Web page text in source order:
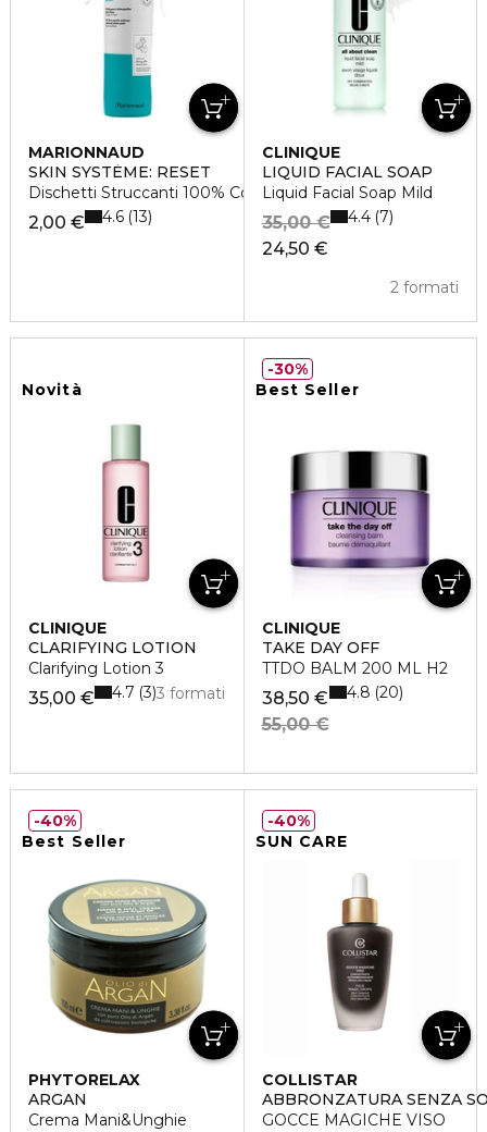
MARIONNAUD
SKIN SYSTÈME: RESET
Dischetti Struccanti 100% Cotone
2,00 € 4.6 13
CLINIQUE
LIQUID FACIAL SOAP
Liquid Facial Soap Mild
24,50 €
35,00 €
2 formati
4.4 7
Novità
CLINIQUE
CLARIFYING LOTION
Clarifying Lotion 3
35,00 € 3 formati
4.7 3
Best Seller
CLINIQUE
TAKE DAY OFF
TTDO BALM 200 ML H2
38,50 €
55,00 €
4.8 20
30%
Best Seller
PHYTORELAX
ARGAN
Crema Mani&Unghie
40%
SUN CARE
COLLISTAR
ABBRONZATURA SENZA
GOCCE MAGICHE VISO
40%